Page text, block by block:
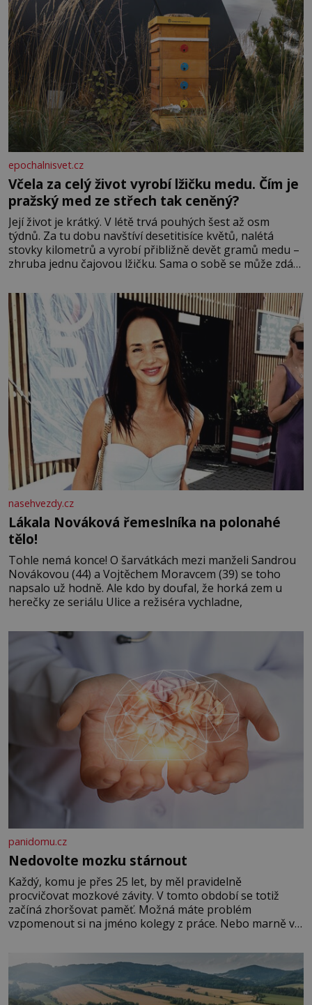
epochalnisvet.cz
Včela za celý život vyrobí lžičku medu. Čím je
pražský med ze střech tak ceněný?
Její život je krátký. V létě trvá pouhých šest až osm
týdnů. Za tu dobu navštíví desetitisíce květů, nalétá
stovky kilometrů a vyrobí přibližně devět gramů medu –
zhruba jednu čajovou lžičku. Sama o sobě se může zdát
tisíc příslušnic svého včelstva, vznikne jeden z
nejdokonalejších organismů
nasehvezdy.cz
Lákala Nováková řemeslníka na polonahé
tělo!
Tohle nemá konce! O šarvátkách mezi manželi Sandrou
Novákovou (44) a Vojtěchem Moravcem (39) se toho
napsalo už hodně. Ale kdo by doufal, že horká zem u
herečky ze seriálu Ulice a režiséra vychladne,
panidomu.cz
Nedovolte mozku stárnout
Každý, komu je přes 25 let, by měl pravidelně
procvičovat mozkové závity. V tomto období se totiž
začíná zhoršovat paměť. Možná máte problém
vzpomenout si na jméno kolegy z práce. Nebo marně v
Je to opravdu tak, s věkem jako kdyby se paměť
rozhodla stávkovat. Cvičte